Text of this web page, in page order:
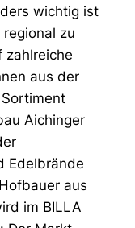
wichtig ist
zu
zahlreiche
aus der
Aichinger
Edelbrände
aus
im BILLA